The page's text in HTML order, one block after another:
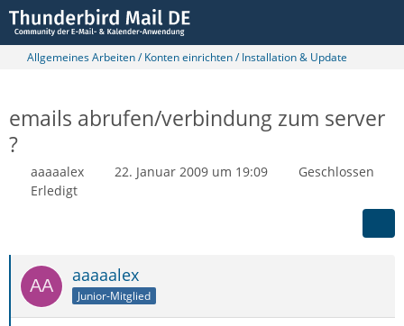
Allgemeines Arbeiten / Konten einrichten / Installation & Update
emails abrufen/verbindung zum server
?
aaaaalex 22. Januar 2009 um 19:09
Geschlossen
Erledigt
aaaaalex
Junior-Mitglied